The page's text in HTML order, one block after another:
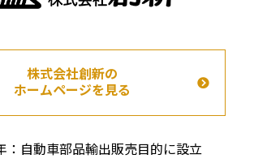
株式会社創新の
ホームページを見る
： 自動車部品輸出販売目的に設立